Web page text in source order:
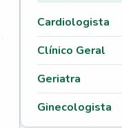
Cardiologista
Clínico Geral
Geriatra
Ginecologista